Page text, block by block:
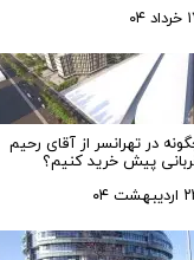
۰۴
در تهرانسر از آقای رحیم
پیش خرید کنیم؟
۰۴